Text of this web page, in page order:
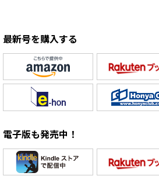
最新号を購入する
電子版も発売中！